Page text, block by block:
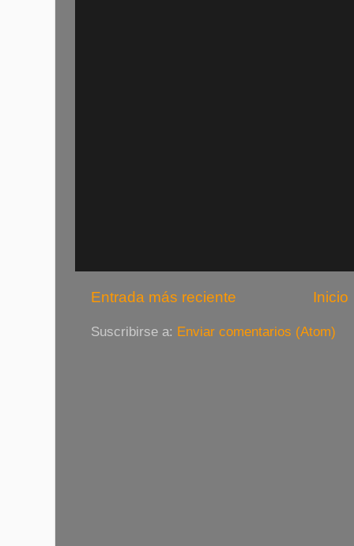
Entrada más reciente Inicio
Suscribirse a: Enviar comentarios (Atom)